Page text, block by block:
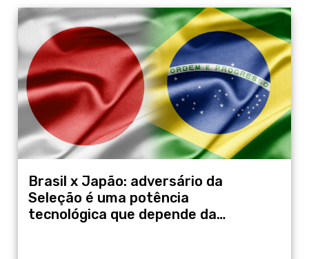
Brasil x Japão: adversário da
Seleção é uma potência
tecnológica que depende da